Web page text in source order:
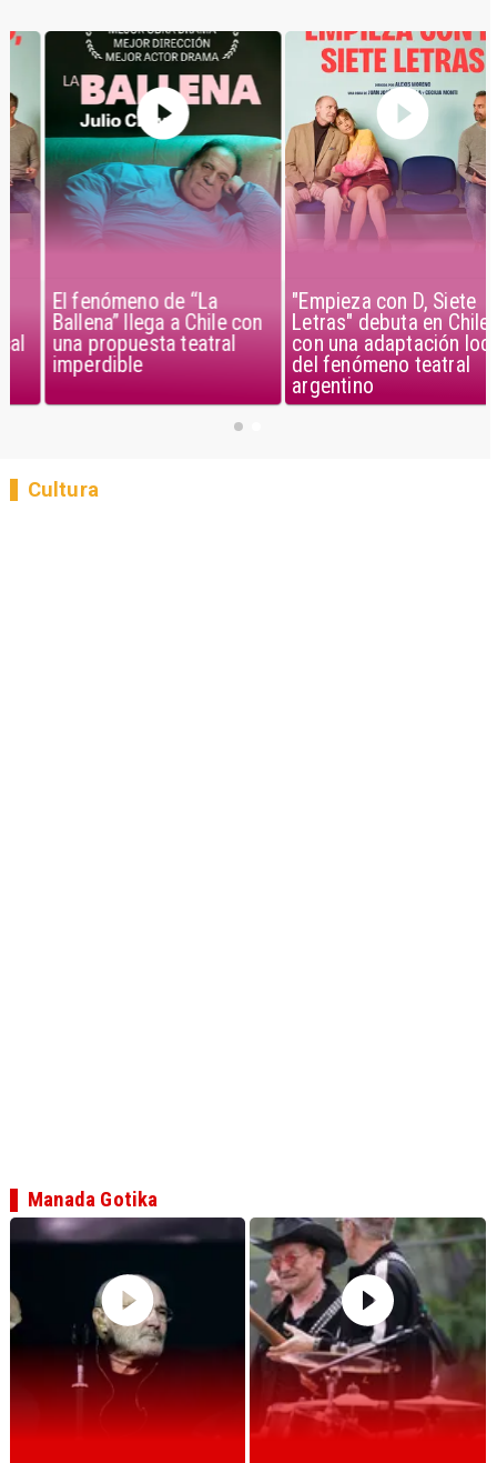
El fenómeno de “La
Ballena” llega a Chile con
una propuesta teatral
imperdible
"Empieza con D, Siete
Letras" debuta en Chile
con una adaptación local
del fenómeno teatral
argentino
Cultura
Manada Gotika